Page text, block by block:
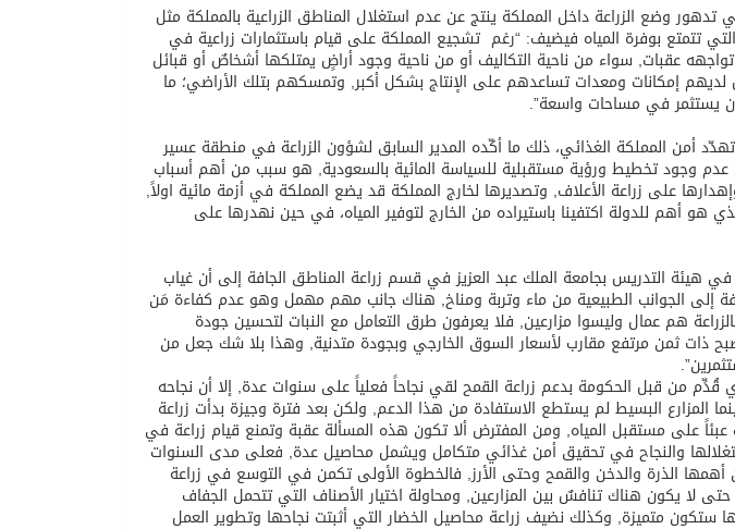
وضع الزراعة داخل المملكة ينتج عن عدم استغلال المناطق الزراعية بالمملكة مثل
تتمتع بوفرة المياه فيضيف: “رغم تشجيع المملكة على قيام باستثمارات زراعية في
تواجهه عقبات, سواء من ناحية التكاليف أو من ناحية وجود أراضٍ يمتلكها أشخاصٌ أو قبائل
لديهم إمكانات ومعدات تساعدهم على الإنتاج بشكل أكبر, وتمسكهم بتلك الأراضي؛ ما
يستثمر في مساحات واسعة”.
أمن المملكة الغذائي، ذلك ما أكّده المدير السابق لشؤون الزراعة في منطقة عسير
عدم وجود تخطيط ورؤية مستقبلية للسياسة المائية بالسعودية, هو سبب من أهم أسباب
على زراعة الأعلاف, وتصديرها لخارج المملكة قد يضع المملكة في أزمة مائية اولاً,
هو أهم للدولة اكتفينا باستيراده من الخارج لتوفير المياه، في حين نهدرها على
هيئة التدريس بجامعة الملك عبد العزيز في قسم زراعة المناطق الجافة إلى أن غياب
إلى الجوانب الطبيعية من ماء وتربة ومناخ, هناك جانب مهم مهمل وهو عدم كفاءة مَن
هم عمال وليسوا مزارعين, فلا يعرفون طرق التعامل مع النبات لتحسين جودة
ذات ثمن مرتفع مقارب لأسعار السوق الخارجي وبجودة متدنية, وهذا بلا شك جعل من
قُدِّم من قبل الحكومة بدعم زراعة القمح لقي نجاحاً فعلياً على سنوات عدة, إلا أن نجاحه
المزارع البسيط لم يستطع الاستفادة من هذا الدعم, ولكن بعد فترة وجيزة بدأت زراعة
على مستقبل المياه, ومن المفترض ألا تكون هذه المسألة عقبة وتمنع قيام زراعة في
والنجاح في تحقيق أمن غذائي متكامل ويشمل محاصيل عدة, فعلى مدى السنوات
الذرة والدخن والقمح وحتى الأرز, فالخطوة الأولى تكمن في التوسع في زراعة
لا يكون هناك تنافسٌ بين المزارعين, ومحاولة اختيار الأصناف التي تتحمل الجفاف
ستكون متميزة, وكذلك نضيف زراعة محاصيل الخضار التي أثبتت نجاحها وتطوير العمل